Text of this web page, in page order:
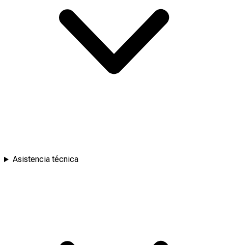
Asistencia técnica